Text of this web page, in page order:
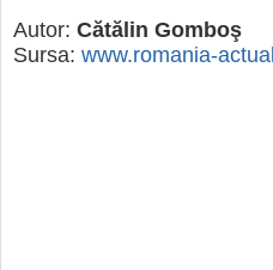
Autor: Cătălin Gomboş
Sursa: www.romania-